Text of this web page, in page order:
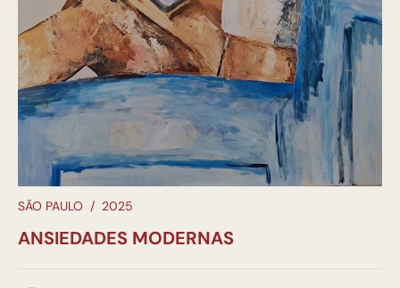
SÃO PAULO / 2025
ANSIEDADES MODERNAS